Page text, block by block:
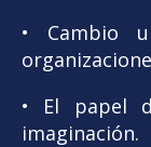
• Cambio
• El papel
imaginación.